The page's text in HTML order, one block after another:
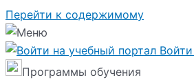
Перейти к содержимому
Программы обучения